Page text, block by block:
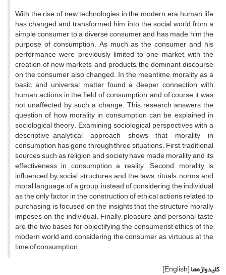
With the rise of new technologies in the modern era, human life
has changed and transformed him into the social world from a
simple consumer to a diverse consumer and has made him the
purpose of consumption. As much as the consumer and his
performance were previously limited to one market, with the
creation of new markets and products, the dominant discourse
on the consumer also changed. In the meantime, morality as a
basic and universal matter found a deeper connection with
human actions in the field of consumption, and of course it was
not unaffected by such a change. This research answers the
question of how morality in consumption can be explained in
sociological theory. Examining sociological perspectives with a
descriptive-analytical approach shows that morality in
consumption has gone through three situations. First, traditional
sources such as religion and society have made morality and its
effectiveness in consumption a reality. Second, morality is
influenced by social structures and the laws, rituals, norms and
moral language of a group, instead of considering the individual
as the only factor in the construction of ethical actions related to
purchasing, is focused on the insights that the structure morally
imposes on the individual. Finally, pleasure and personal taste
are the two bases for objectifying the consumerist ethics of the
modern world and considering the consumer as virtuous at the
time of consumption.
کلیدواژه‌ها[English]